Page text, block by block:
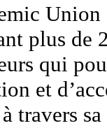
plus de
qui
et
travers